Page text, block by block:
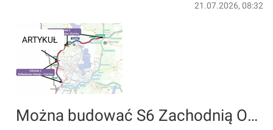
21.07.2026, 08:32
ARTYKUŁ
Można budować S6 Zachodnią Obwodnicę Szczecina [FILMY+WIZUALIZACJE]